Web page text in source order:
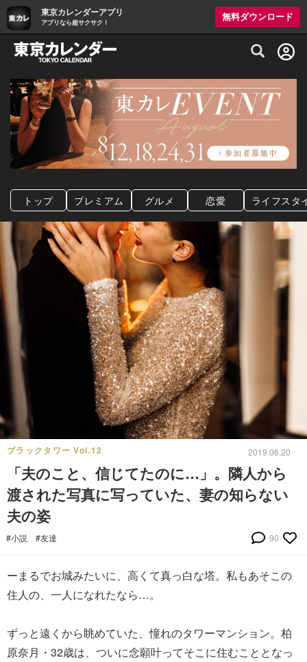
東京カレンダーアプリ
アプリなら超サクサク！
無料ダウンロード
グルメ情報・プレミアムレストラン予約
トップ プレミアム グルメ 恋愛 ライフスタ
ブラックタワー Vol.12 2019.06.20
「夫のこと、信じてたのに…」。隣人から
渡された写真に写っていた、妻の知らない
夫の姿
#小説 #友達 90
ーまるでお城みたいに、高くて真っ白な塔。私もあそこの
住人の、一人になれたなら…。
ずっと遠くから眺めていた、憧れのタワーマンション。柏
原奈月・32歳は、ついに念願叶ってそこに住むこととなっ